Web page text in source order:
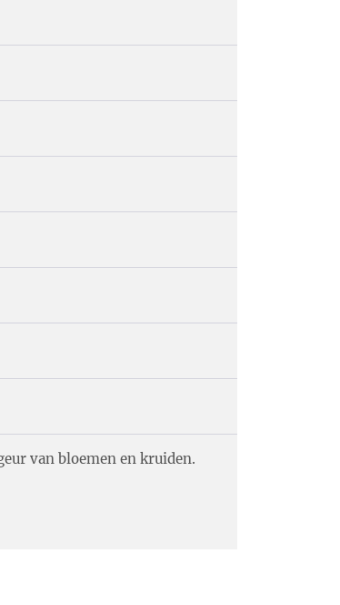
van bloemen en kruiden.